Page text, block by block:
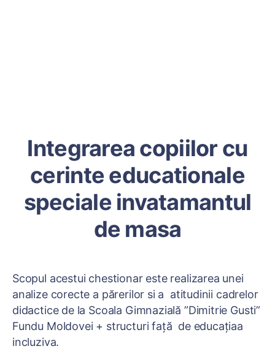
Integrarea copiilor cu
cerinte educationale
speciale invatamantul
de masa
Scopul acestui chestionar este realizarea unei
analize corecte a părerilor si a atitudinii cadrelor
didactice de la Scoala Gimnazială ”Dimitrie Gusti”
Fundu Moldovei + structuri față de educațiaa
incluziva.